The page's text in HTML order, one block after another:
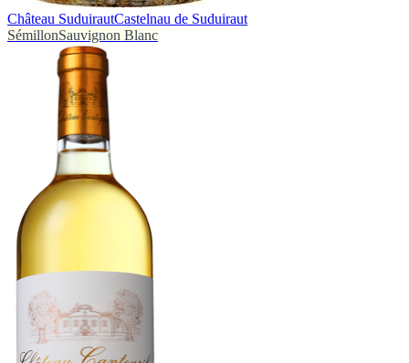
Château SuduirautCastelnau de Suduiraut
SémillonSauvignon Blanc